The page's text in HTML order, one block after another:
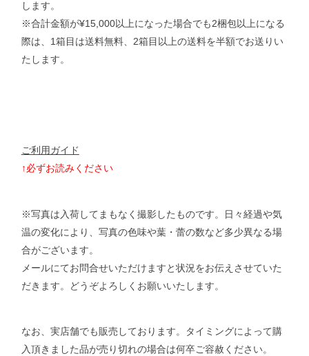
します。
※合計金額が¥15,000以上になった場合でも2梱包以上になる
際は、1箱目は送料無料、2箱目以上の送料を半額でお送りい
たします。
ご利用ガイド
↑必ずお読みください
※写真は入荷してまもなく撮影したものです。日々経過や気
温の変化により、写真の色味や葉・蕾の数など多少異なる場
合がございます。
メールにてお問合せいただけますと状況をお伝えさせていた
だきます。
どうぞよろしくお願いいたします。
なお、実店舗でも販売しております。タイミングによって購
入頂きました品が売り切れの場合は何卒ご容赦ください。